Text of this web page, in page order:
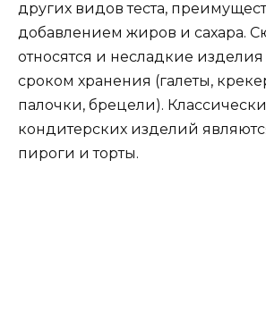
других видов теста,
добавлением жиров и сахара.
относятся и несладкие
сроком хранения (галеты,
палочки, брецели).
кондитерских изделий
пироги и торты.